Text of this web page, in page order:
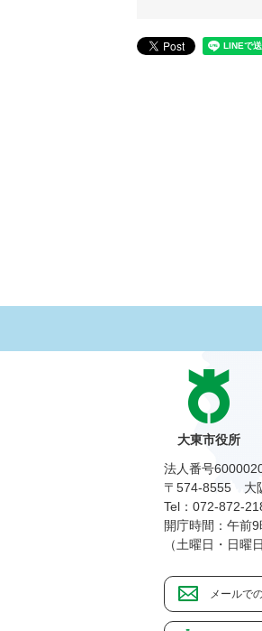
大東市役所
法人番号
〒574-8555 大
Tel：072-872-
開庁時間：午前
（土曜日・日曜
メールで